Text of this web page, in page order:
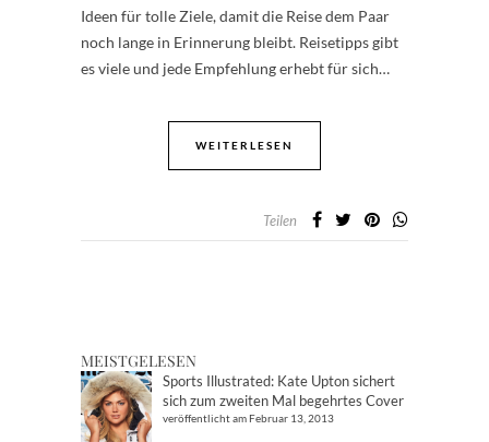
Ideen für tolle Ziele, damit die Reise dem Paar
noch lange in Erinnerung bleibt. Reisetipps gibt
es viele und jede Empfehlung erhebt für sich…
WEITERLESEN
Teilen
MEISTGELESEN
Sports Illustrated: Kate Upton sichert
sich zum zweiten Mal begehrtes Cover
veröffentlicht am Februar 13, 2013